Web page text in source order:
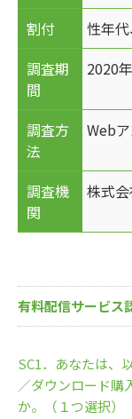
割付
性年
調査期
間
2020
調査方
法
Web
調査機
関
株式会
有料配信サービス
SC1．あなたは、
／ダウンロード購
か。（１つ選択）